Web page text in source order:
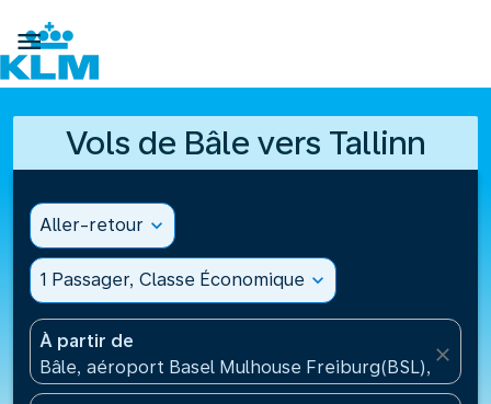

Vols de Bâle vers Tallinn
Aller-retour expand_more
1 Passager, Classe Économique expand_more
À partir de
Bâle, aéroport Basel Mulhouse Freiburg(BSL), Suisse
close